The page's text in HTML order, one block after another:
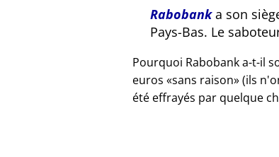
Rabobanka son
Pays-Bas. Le
Pourquoi Rabobank a-t-il
euros sans raison (ils
été effrayés par quelque